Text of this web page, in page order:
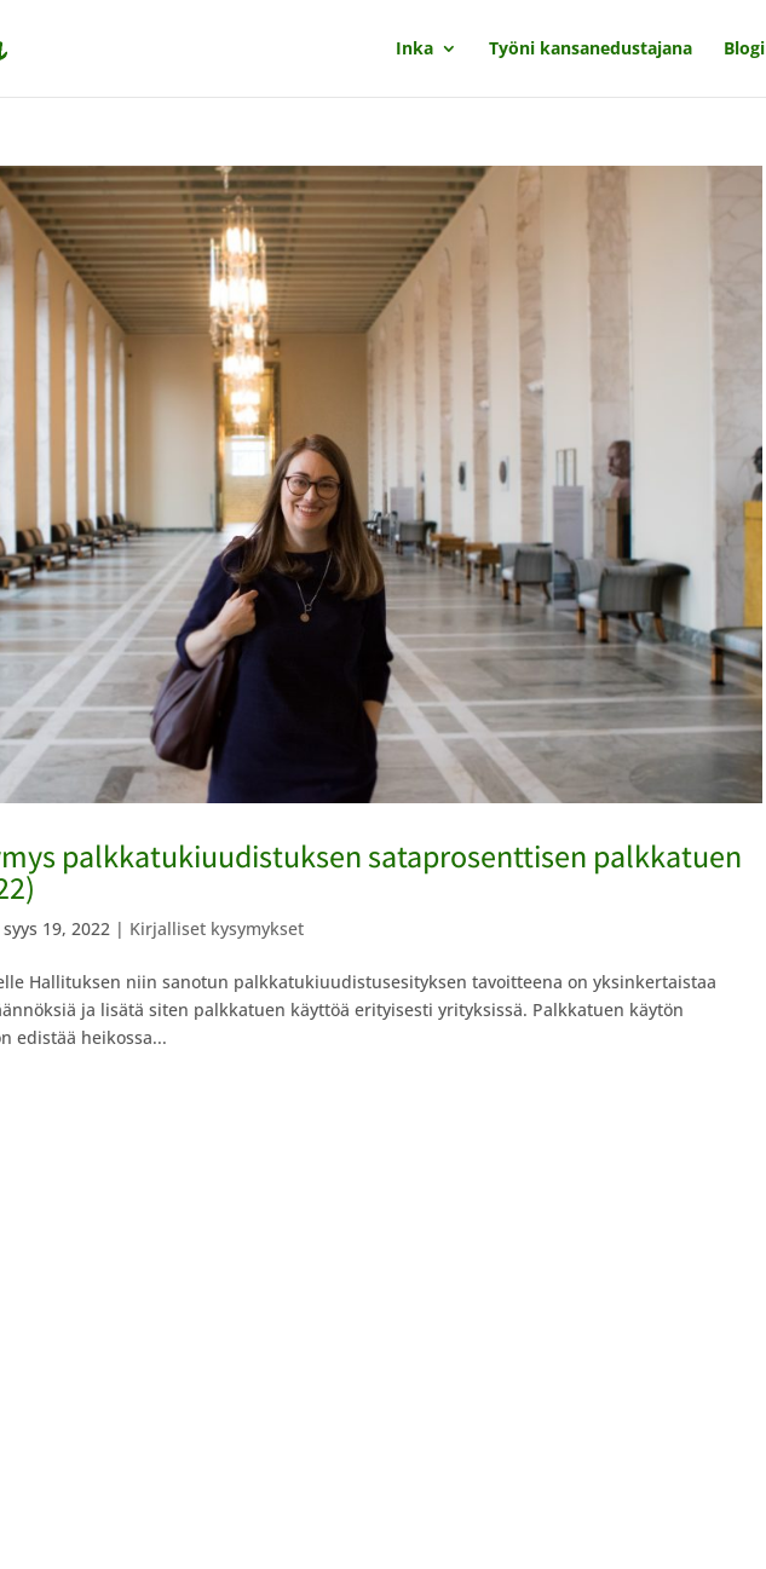
Inka Työni kansanedustajana Blogi
palkkatukiuudistuksen sataprosenttisen palkkatuen
syys 19, 2022 | Kirjalliset kysymykset
Hallituksen niin sanotun palkkatukiuudistusesityksen tavoitteena on yksinkertaistaa
ja lisätä siten palkkatuen käyttöä erityisesti yrityksissä. Palkkatuen käytön
edistää heikossa...